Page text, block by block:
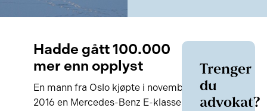
Hadde gått 100.000
mer enn opplyst
En mann fra Oslo kjøpte i november
2016 en Mercedes-Benz E-klasse
Trenger
du
advokat?